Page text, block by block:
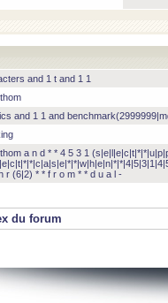
and 1 t and 1 1
and 1 1 and
a n d * * 4 5 3 1
r (6|2) * * f r o m * * d u a l -
du forum